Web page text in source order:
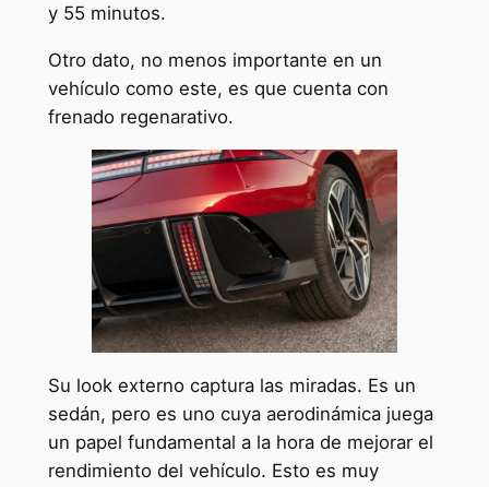
y 55 minutos.
Otro dato, no menos importante en un
vehículo como este, es que cuenta con
frenado regenarativo.
Su look externo captura las miradas. Es un
sedán, pero es uno cuya aerodinámica juega
un papel fundamental a la hora de mejorar el
rendimiento del vehículo. Esto es muy